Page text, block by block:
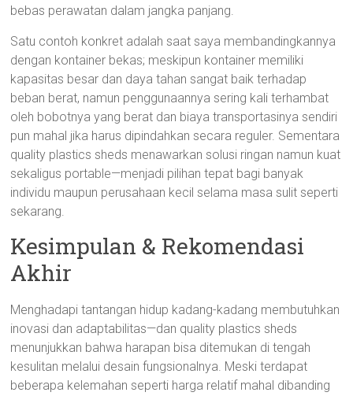
bebas perawatan dalam jangka panjang.
Satu contoh konkret adalah saat saya membandingkannya
dengan kontainer bekas; meskipun kontainer memiliki
kapasitas besar dan daya tahan sangat baik terhadap
beban berat, namun penggunaannya sering kali terhambat
oleh bobotnya yang berat dan biaya transportasinya sendiri
pun mahal jika harus dipindahkan secara reguler. Sementara
quality plastics sheds menawarkan solusi ringan namun kuat
sekaligus portable—menjadi pilihan tepat bagi banyak
individu maupun perusahaan kecil selama masa sulit seperti
sekarang.
Kesimpulan & Rekomendasi
Akhir
Menghadapi tantangan hidup kadang-kadang membutuhkan
inovasi dan adaptabilitas—dan quality plastics sheds
menunjukkan bahwa harapan bisa ditemukan di tengah
kesulitan melalui desain fungsionalnya. Meski terdapat
beberapa kelemahan seperti harga relatif mahal dibanding